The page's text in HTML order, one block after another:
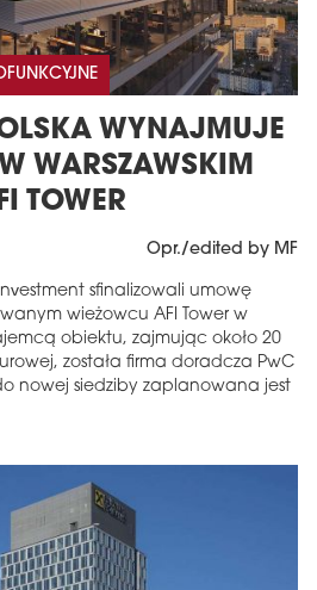
WYNAJMUJE
WARSZAWSKIM
TOWER
Opr./edited by MF
sfinalizowali umowę
wieżowcu AFI Tower w
obiektu, zajmując około 20
została firma doradcza PwC
nowej siedziby zaplanowana jest